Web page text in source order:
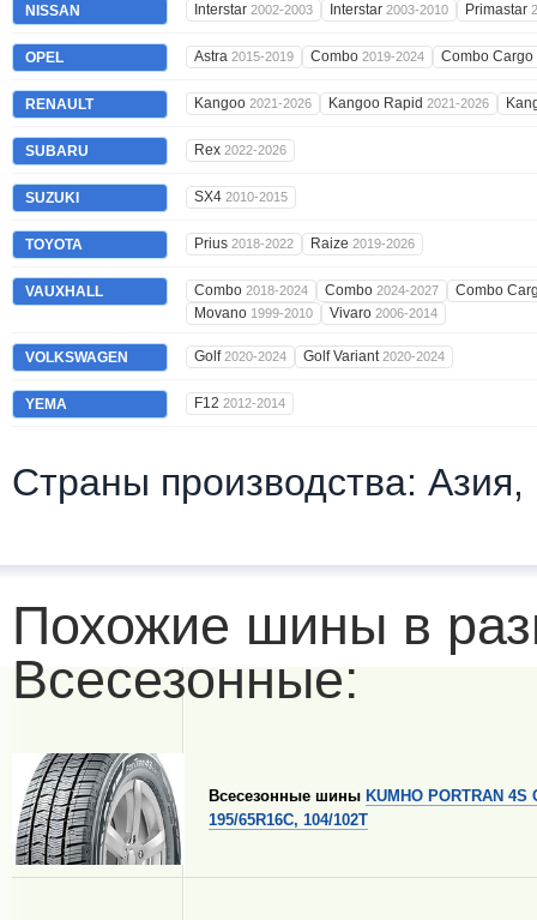
NISSAN Interstar 2002-2003 Interstar 2003-2010 Primastar
OPEL Astra 2015-2019 Combo 2019-2024 Combo Cargo
RENAULT Kangoo 2021-2026 Kangoo Rapid 2021-2026
SUBARU Rex 2022-2026
SUZUKI SX4 2010-2015
TOYOTA Prius 2018-2022 Raize 2019-2026
VAUXHALL Combo 2018-2024 Combo 2024-2027
Combo
Movano 1999-2010 Vivaro 2006-2014
VOLKSWAGEN Golf2020-2024 Golf Variant2020-2024
YEMA F12 2012-2014
Страны производства: Азия,
Похожие шины в
Всесезонные:
Всесезонные шины KUMHO PORTRAN 4S
195/65R16C, 104/102T